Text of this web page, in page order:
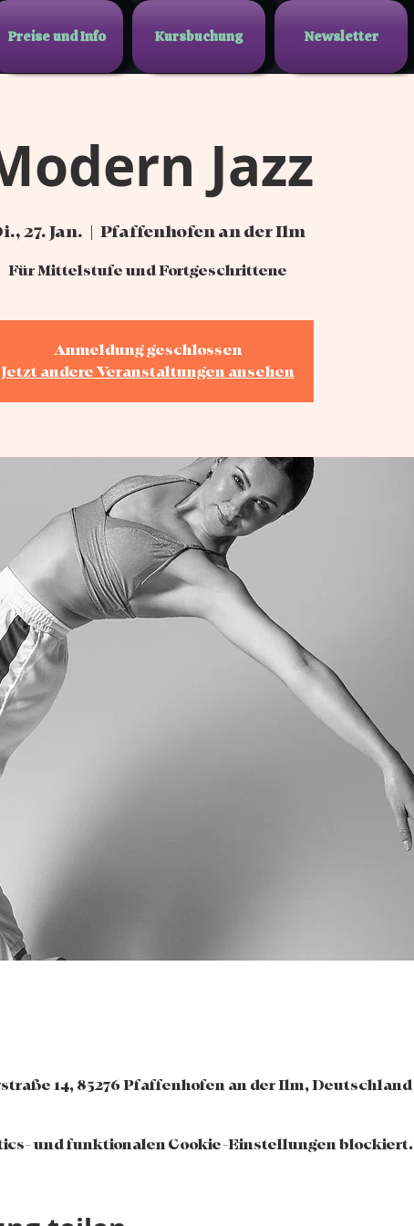
Preise und Info Kursbuchung Newsletter
Jazz
27. Jan.
  |
Pfaffenhofen an der Ilm
Für Mittelstufe und Fortgeschrittene
Anmeldung geschlossen
Jetzt andere Veranstaltungen ansehen
14, 85276 Pfaffenhofen an der Ilm, Deutschland
und funktionalen Cookie-Einstellungen blockiert.